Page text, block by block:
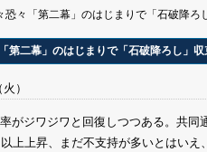
恐々「第二幕」のはじまりで「石破降ろ
第二幕」のはじまりで「石破降ろし」収
）
がジワジワと回復しつつある。共同
上上昇、まだ不支持が多いとはいえ